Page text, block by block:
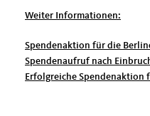
Weiter Informationen:
Spendenaktion für die
Spendenaufruf nach
Erfolgreiche Spendenaktion